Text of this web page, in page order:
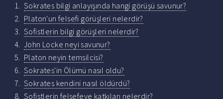
Sokrates bilgi anlayışında hangi görüşü savunur?
Platon'un felsefi görüşleri nelerdir?
Sofistlerin bilgi görüşleri nelerdir?
John Locke neyi savunur?
Platon neyin temsilcisi?
Sokrates'in Ölümü nasıl oldu?
Sokrates kendini nasıl öldürdü?
Sofistlerin felsefeye katkıları nelerdir?